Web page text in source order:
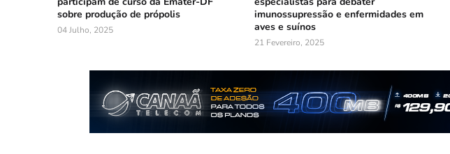
sobre produção de própolis
04 Julho, 2025
imunossupressão e enfermidades em
aves e suínos
21 Fevereiro, 2025